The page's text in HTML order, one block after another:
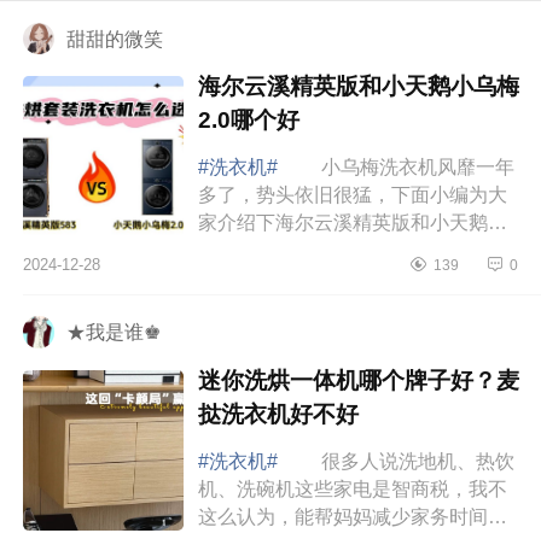
甜甜的微笑
海尔云溪精英版和小天鹅小乌梅
2.0哪个好
#洗衣机#
小乌梅洗衣机风靡一年
多了，势头依旧很猛，下面小编为大
家介绍下海尔云溪精英版和小天鹅小
小天鹅小乌梅2.0哪个好 最近在给
2024-12-28 139 0
★我是谁♚
迷你洗烘一体机哪个牌子好？麦
挞洗衣机好不好
#洗衣机#
很多人说洗地机、热饮
机、洗碗机这些家电是智商税，我不
这么认为，能帮妈妈减少家务时间的